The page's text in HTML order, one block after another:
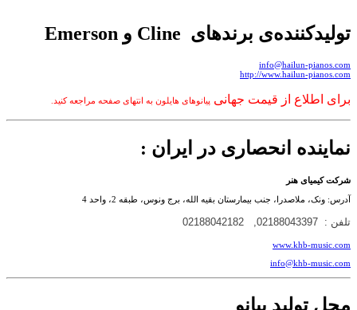
تولیدکننده‌ی برندهای Cline و Emerson
info@hailun-pianos.com
http://www.hailun-pianos.com
برای اطلاع از قیمت جهانی پیانوهای هایلون به انتهای صفحه مراجعه کنید.
نماینده انحصاری در ایران :
شرکت کیمیای هنر
آدرس: ونک، ملاصدرا، جنب بیمارستان بقیه الله، برج ونوس، طبقه 2، واحد 4
تلفن : 02188043397, 02188042182
www.khb-music.com
info@khb-music.com
محل تولید پیانو